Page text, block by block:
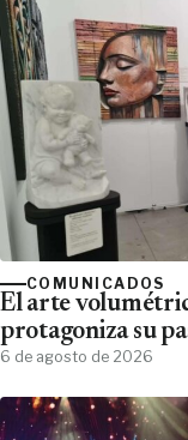
COMUNICADOS
El arte
protagoniza su
6 de agosto de 2026